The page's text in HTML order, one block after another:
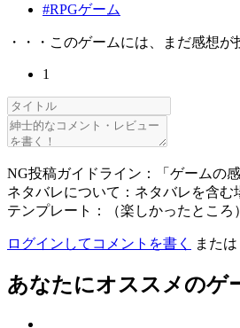
#RPGゲーム
・・・このゲームには、まだ感想
1
NG投稿ガイドライン：「ゲームの
ネタバレについて：ネタバレを含む
テンプレート：（楽しかったところ
ログインしてコメントを書く または
あなたにオススメのゲ